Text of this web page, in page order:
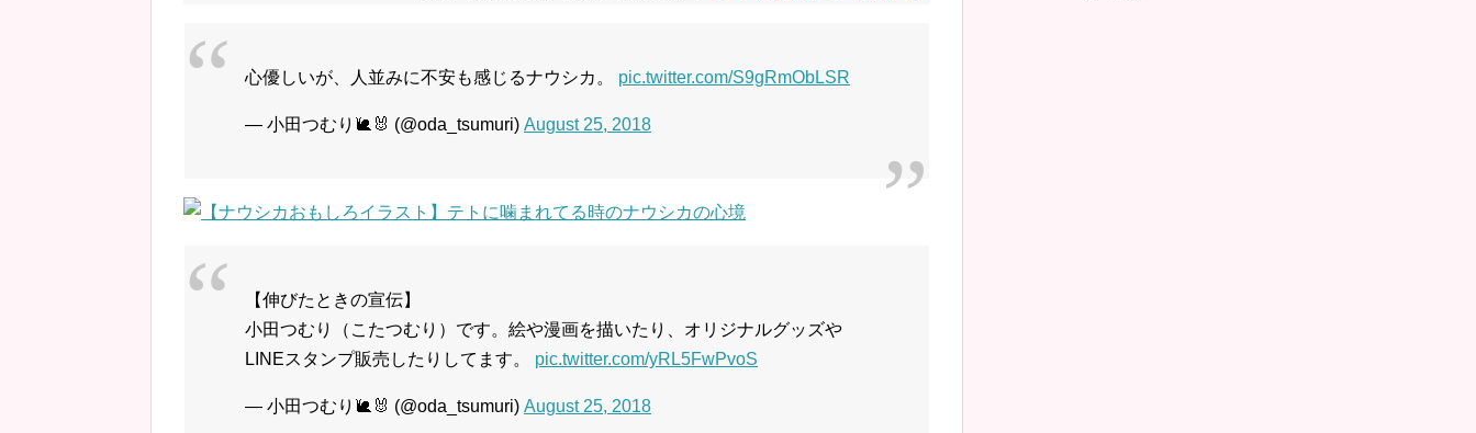
心優しいが、人並みに不安も感じるナウシカ。 pic.twitter.com/S9gRmObLSR
— 小田つむり🐌🐰 (@oda_tsumuri) August 25, 2018
【伸びたときの宣伝】
小田つむり（こたつむり）です。絵や漫画を描いたり、オリジナルグッズや
LINEスタンプ販売したりしてます。 pic.twitter.com/yRL5FwPvoS
— 小田つむり🐌🐰 (@oda_tsumuri) August 25, 2018